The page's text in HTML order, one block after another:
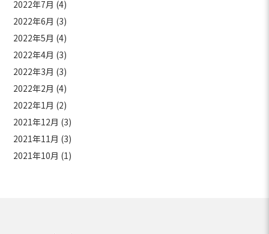
2022年7月 (4)
2022年6月 (3)
2022年5月 (4)
2022年4月 (3)
2022年3月 (3)
2022年2月 (4)
2022年1月 (2)
2021年12月 (3)
2021年11月 (3)
2021年10月 (1)